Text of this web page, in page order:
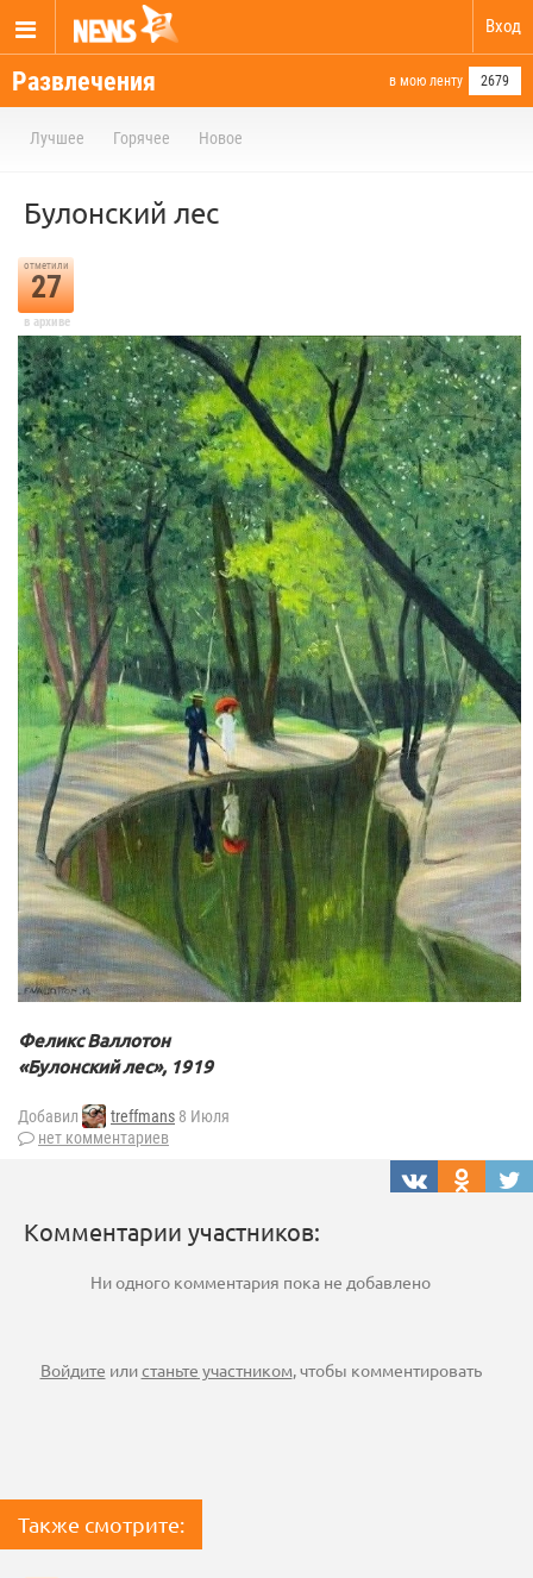
Вход
Развлечения в мою ленту 2679
Лучшее Горячее Новое
Булонский лес
отметили
27
в архиве
Феликс Валлотон
«Булонский лес», 1919
Добавил treffmans 8 Июля
нет комментариев
Комментарии участников:
Ни одного комментария пока не добавлено
Войдите илистаньте участником, чтобы комментировать
Также смотрите: